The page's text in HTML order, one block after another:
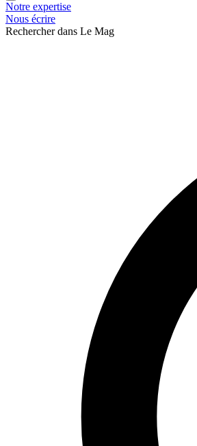
Notre expertise
Nous écrire
Rechercher dans Le Mag